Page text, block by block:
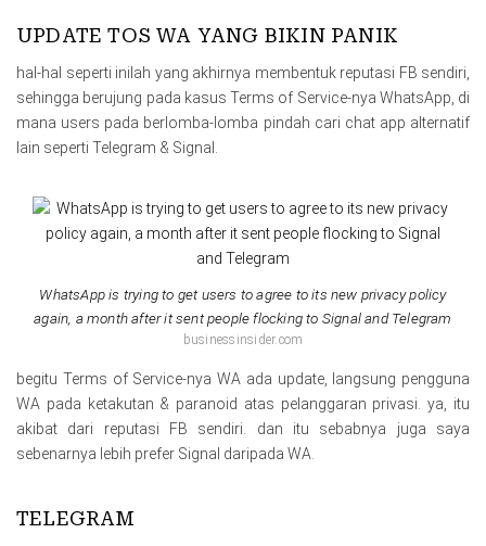
UPDATE TOS WA YANG BIKIN PANIK
hal-hal seperti inilah yang akhirnya membentuk reputasi FB sendiri,
sehingga berujung pada kasus Terms of Service-nya WhatsApp, di
mana users pada berlomba-lomba pindah cari chat app alternatif
lain seperti Telegram & Signal.
WhatsApp is trying to get users to agree to its new privacy policy
again, a month after it sent people flocking to Signal and Telegram
businessinsider.com
begitu Terms of Service-nya WA ada update, langsung pengguna
WA pada ketakutan & paranoid atas pelanggaran privasi. ya, itu
akibat dari reputasi FB sendiri. dan itu sebabnya juga saya
sebenarnya lebih prefer Signal daripada WA.
TELEGRAM